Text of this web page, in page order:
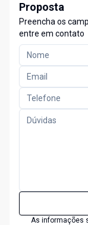
Proposta
Preencha os
entre em contato
As informações